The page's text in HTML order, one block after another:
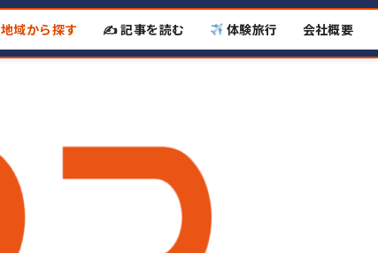
地域から探す ✍️ 記事を読む 体験旅行 会社概要